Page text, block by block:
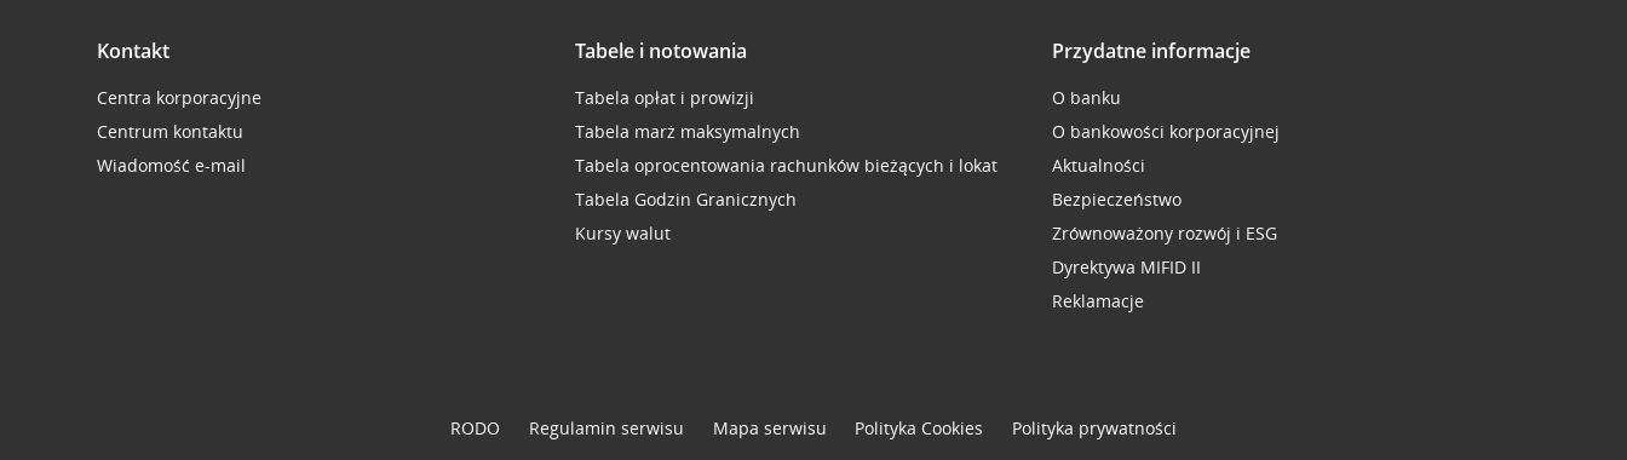
Kontakt
Centra korporacyjne
Centrum kontaktu
Wiadomość e-mail
Tabele i notowania
Tabela opłat i prowizji
Tabela marż maksymalnych
Tabela oprocentowania rachunków bieżących i lokat
Tabela Godzin Granicznych
Kursy walut
Przydatne informacje
O banku
O bankowości korporacyjnej
Aktualności
Bezpieczeństwo
Zrównoważony rozwój i ESG
Dyrektywa MIFID II
Reklamacje
RODO Regulamin serwisu Mapa serwisu Polityka Cookies Polityka prywatności